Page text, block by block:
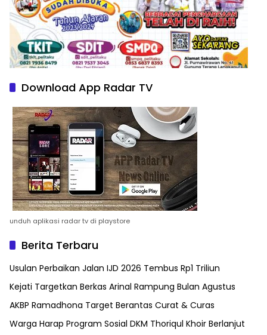
Download App Radar TV
unduh aplikasi radar tv di playstore
Berita Terbaru
Usulan Perbaikan Jalan IJD 2026 Tembus Rp1 Triliun
Kejati Targetkan Berkas Arinal Rampung Bulan Agustus
AKBP Ramadhona Target Berantas Curat & Curas
Warga Harap Program Sosial DKM Thoriqul Khoir Berlanjut